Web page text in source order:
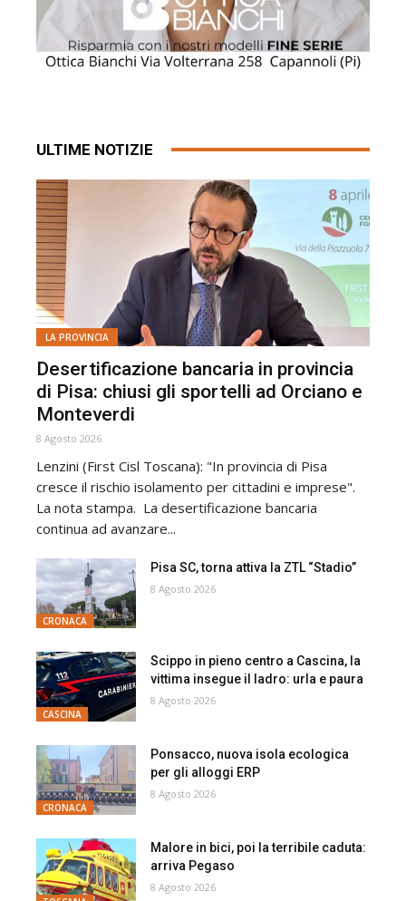
ULTIME NOTIZIE
LA PROVINCIA
Desertificazione bancaria in provincia
di Pisa: chiusi gli sportelli ad Orciano e
Monteverdi
8 Agosto 2026
Lenzini (First Cisl Toscana): "In provincia di Pisa
cresce il rischio isolamento per cittadini e imprese".
La nota stampa. La desertificazione bancaria
continua ad avanzare...
CRONACA
Pisa SC, torna attiva la ZTL “Stadio”
8 Agosto 2026
CASCINA
Scippo in pieno centro a Cascina, la
vittima insegue il ladro: urla e paura
8 Agosto 2026
CRONACA
Ponsacco, nuova isola ecologica
per gli alloggi ERP
8 Agosto 2026
Malore in bici, poi la terribile caduta:
arriva Pegaso
8 Agosto 2026